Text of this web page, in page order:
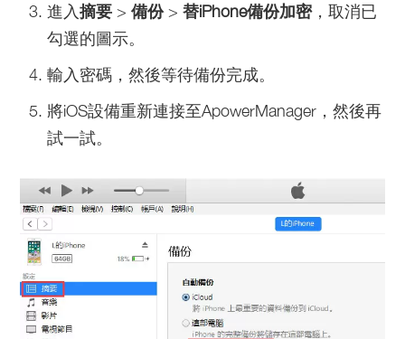
進入摘要 >備份>替iPhone備份加密，取消已
勾選的圖示。
輸入密碼，然後等待備份完成。
將iOS設備重新連接至ApowerManager，然後再
試一試。